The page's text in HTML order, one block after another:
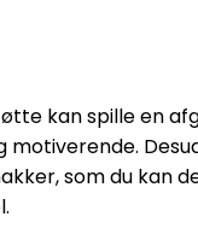
kan spille en
som du kan